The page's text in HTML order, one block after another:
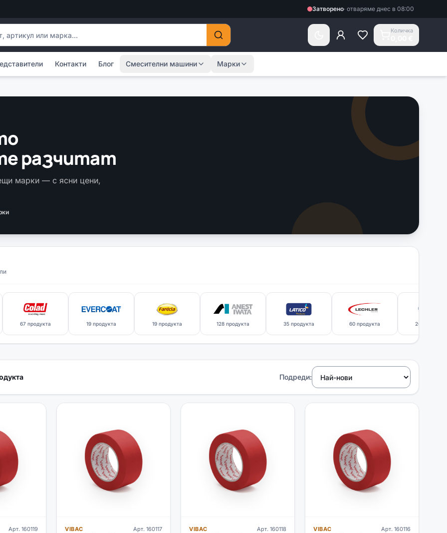
Затворено· отваряме днес в 08:00
Количка
Контакти Блог Смесителни машини Марки
разчитат
марки — с ясни цени,
67 продукта 19 продукта 19 продукта 128 продукта 35 продукта 60 продукта 26 продукта
Подреди:
Арт. 160119 VIBAC Арт. 160117 VIBAC Арт. 160118 VIBAC Арт. 160116